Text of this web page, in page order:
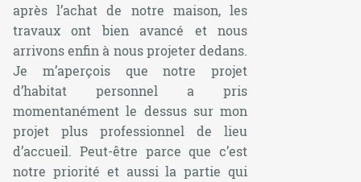
après l’achat de notre maison, les
travaux ont bien avancé et nous
arrivons enfin à nous projeter dedans.
Je m’aperçois que notre projet
d’habitat personnel a pris
momentanément le dessus sur mon
projet plus professionnel de lieu
d’accueil. Peut-être parce que c’est
notre priorité et aussi la partie qui